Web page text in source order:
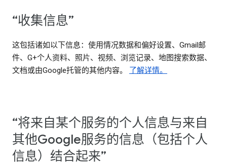
“收集信息”
这包括诸如以下信息：使用情况数据和偏好设置、Gmail邮
件、G+个人资料、照片、视频、浏览记录、地图搜索数据、
文档或由Google托管的其他内容。 了解详情。
“将来自某个服务的个人信息与来自
其他Google服务的信息（包括个人
信息）结合起来”